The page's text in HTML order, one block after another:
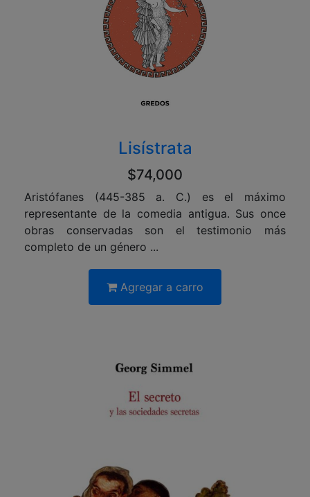
Lisístrata
$74,000
Aristófanes (445-385 a. C.) es el máximo
representante de la comedia antigua. Sus once
obras conservadas son el testimonio más
completo de un género ...
Agregar a carro